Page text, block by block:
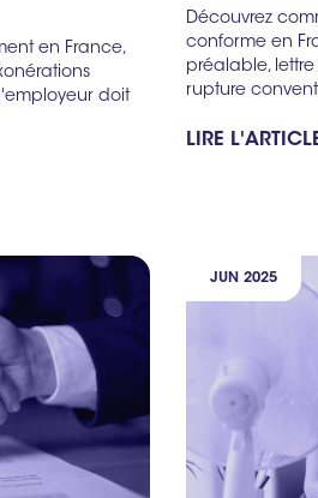
en France,
doit
Découvrez
conforme en
préalable,
rupture
LIRE
JUN 2025